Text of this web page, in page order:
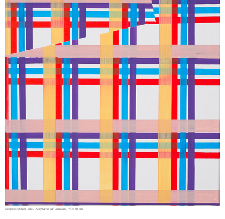
campion 020620, 2021, Acrylfarbe auf Leinwand, 70 x 50 cm